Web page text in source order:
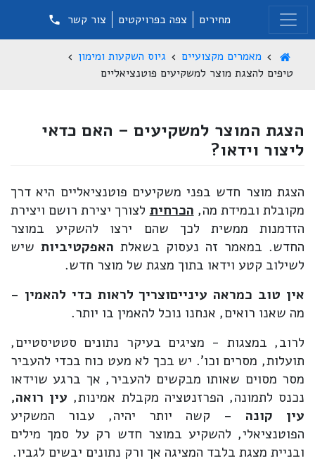
מחירים צפה בפרויקטים צור קשר
מאמרים מקצועיים
גיוס השקעות ומימון
טיפים להצגת מוצר למשקיעים פוטנציאליים
הצגת המוצר למשקיעים – האם כדאי
ליצור וידאו?
הצגת מוצר חדש בפני משקיעים פוטנציאליים היא דרך
מקובלת ובמידת מה, הכרחית לצורך יצירת רושם ויצירת
הזדמנות ממשית לכך שהם ירצו להשקיע במוצר
החדש. במאמר זה נעסוק בשאלת האפקטיביות שיש
לשילוב קטע וידאו בתוך מצגת של מוצר חדש.
אין טוב כמראה עינייםוצריך לראות כדי להאמין -
מה שאנו רואים, אנחנו נוכל להאמין בו יותר.
לרוב, במצגות - מציגים בעיקר נתונים סטטיסטיים,
תועלות, מסרים וכו'. יש בכך לא מעט כוח בכדי להעביר
מסר מסוים שאותו מבקשים להעביר, אך ברגע שוידאו
נכנס לתמונה, הפרזנטציה מקבלת אמינות, עין רואה,
עין קונה - קשה יותר יהיה, עבור המשקיע
הפוטנציאלי, להשקיע במוצר חדש רק על סמך מילים
ובניית מצגת בלבד המציגה אך ורק נתונים יבשים לגביו.